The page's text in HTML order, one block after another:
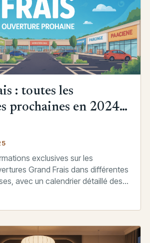
: toutes les
prochaines en 2024-
exclusives sur les
Grand Frais dans différentes
avec un calendrier détaillé des